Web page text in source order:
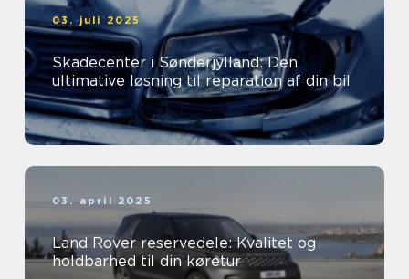
03. juli 2025
Skadecenter i Sønderjylland: Den
ultimative løsning til reparation af din bil
03. april 2025
Land Rover reservedele: Kvalitet og
holdbarhed til din køretur